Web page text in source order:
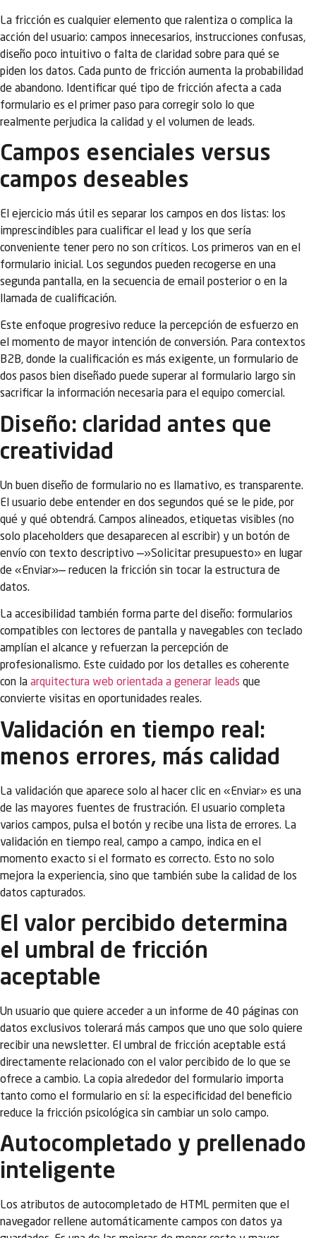
La fricción es cualquier elemento que ralentiza o complica la
acción del usuario: campos innecesarios, instrucciones confusas,
diseño poco intuitivo o falta de claridad sobre para qué se
piden los datos. Cada punto de fricción aumenta la probabilidad
de abandono. Identificar qué tipo de fricción afecta a cada
formulario es el primer paso para corregir solo lo que
realmente perjudica la calidad y el volumen de leads.
Campos esenciales versus
campos deseables
El ejercicio más útil es separar los campos en dos listas: los
imprescindibles para cualificar el lead y los que sería
conveniente tener pero no son críticos. Los primeros van en el
formulario inicial. Los segundos pueden recogerse en una
segunda pantalla, en la secuencia de email posterior o en la
llamada de cualificación.
Este enfoque progresivo reduce la percepción de esfuerzo en
el momento de mayor intención de conversión. Para contextos
B2B, donde la cualificación es más exigente, un formulario de
dos pasos bien diseñado puede superar al formulario largo sin
sacrificar la información necesaria para el equipo comercial.
Diseño: claridad antes que
creatividad
Un buen diseño de formulario no es llamativo, es transparente.
El usuario debe entender en dos segundos qué se le pide, por
qué y qué obtendrá. Campos alineados, etiquetas visibles (no
solo placeholders que desaparecen al escribir) y un botón de
envío con texto descriptivo —»Solicitar presupuesto» en lugar
de «Enviar»— reducen la fricción sin tocar la estructura de
datos.
La accesibilidad también forma parte del diseño: formularios
compatibles con lectores de pantalla y navegables con teclado
amplían el alcance y refuerzan la percepción de
profesionalismo. Este cuidado por los detalles es coherente
con la arquitectura web orientada a generar leads que
convierte visitas en oportunidades reales.
Validación en tiempo real:
menos errores, más calidad
La validación que aparece solo al hacer clic en «Enviar» es una
de las mayores fuentes de frustración. El usuario completa
varios campos, pulsa el botón y recibe una lista de errores. La
validación en tiempo real, campo a campo, indica en el
momento exacto si el formato es correcto. Esto no solo
mejora la experiencia, sino que también sube la calidad de los
datos capturados.
El valor percibido determina
el umbral de fricción
aceptable
Un usuario que quiere acceder a un informe de 40 páginas con
datos exclusivos tolerará más campos que uno que solo quiere
recibir una newsletter. El umbral de fricción aceptable está
directamente relacionado con el valor percibido de lo que se
ofrece a cambio. La copia alrededor del formulario importa
tanto como el formulario en sí: la especificidad del beneficio
reduce la fricción psicológica sin cambiar un solo campo.
Autocompletado y prellenado
inteligente
Los atributos de autocompletado de HTML permiten que el
navegador rellene automáticamente campos con datos ya